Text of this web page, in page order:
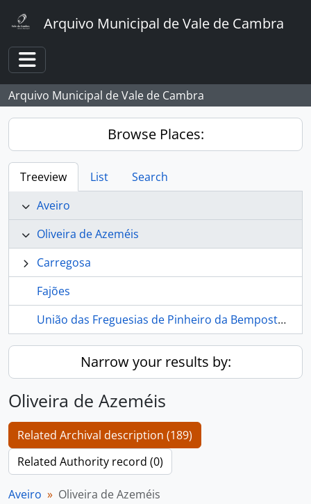
Arquivo Municipal de Vale de Cambra
Toggle navigation
Arquivo Municipal de Vale de Cambra
Browse Places:
Treeview List
Search
Aveiro
Oliveira de Azeméis
Carregosa
Fajões
União das Freguesias de Pinheiro da Bemposta, Travanca e Palmaz
Narrow your results by:
Oliveira de Azeméis
Related Archival description (189)
Related Authority record (0)
Aveiro Oliveira de Azeméis